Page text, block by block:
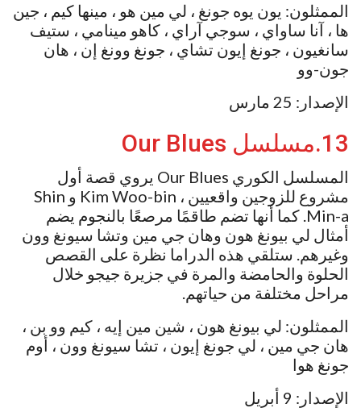
الممثلون: يون يوه جونغ ، لي مين هو ، مينها كيم ، جين
ها ، آنا ساواي ، سوجي آراي ، كاهو مينامي ، ستيف
سانغيون ، جونغ إيون تشاي ، جونغ وونغ إن ، هان
جون-وو
الإصدار: 25 مارس
13.مسلسل Our Blues
المسلسل الكوري Our Blues يروي قصة أول
مشروع للزوجين واقعيين ، Kim Woo-bin و Shin
Min-a. كما أنها تضم ​​طاقمًا مرصعًا بالنجوم يضم
أمثال لي بيونغ هون وهان جي مين وتشا سيونغ وون
وغيرهم. ستلقي هذه الدراما نظرة على القصص
الحلوة والحامضة والمرة في جزيرة جيجو خلال
مراحل مختلفة من حياتهم.
الممثلون: لي بيونغ هون ، شين مين إيه ، كيم وو بن ،
هان جي مين ، لي جونغ إيون ، تشا سيونغ وون ، أوم
جونغ هوا
الإصدار: 9 أبريل